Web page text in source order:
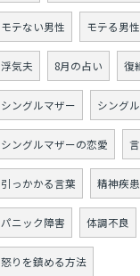
モテない男性 モテる男性
浮気夫 8月の占い 復
シングルマザー シング
シングルマザーの恋愛
引っかかる言葉 精神疾患
パニック障害 体調不良
怒りを鎮める方法